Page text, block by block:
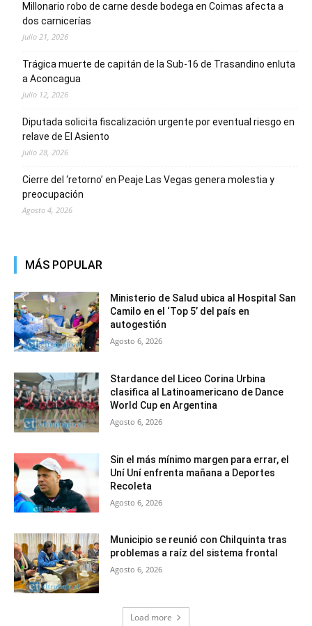
Millonario robo de carne desde bodega en Coimas afecta a
dos carnicerías
Julio 21, 2026
Trágica muerte de capitán de la Sub-16 de Trasandino enluta
a Aconcagua
Julio 12, 2026
Diputada solicita fiscalización urgente por eventual riesgo en
relave de El Asiento
Julio 28, 2026
Cierre del ‘retorno’ en Peaje Las Vegas genera molestia y
preocupación
Agosto 4, 2026
MÁS POPULAR
Ministerio de Salud ubica al Hospital San
Camilo en el ‘Top 5’ del país en
autogestión
Agosto 6, 2026
Stardance del Liceo Corina Urbina
clasifica al Latinoamericano de Dance
World Cup en Argentina
Agosto 6, 2026
Sin el más mínimo margen para errar, el
Uní Uní enfrenta mañana a Deportes
Recoleta
Agosto 6, 2026
Municipio se reunió con Chilquinta tras
problemas a raíz del sistema frontal
Agosto 6, 2026
Load more